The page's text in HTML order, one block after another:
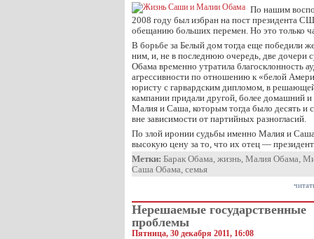
По нашим
2008 году был избран на пост президента
обещанию больших перемен. Но это только
В борьбе за Белый дом тогда еще победили
ним, и, не в последнюю очередь, две дочери
Обама временно утратила благосклонность
агрессивности по отношению к «белой
юристу с гарвардским дипломом, в
кампании придали другой, более домашний
Малия и Саша, которым тогда было десять и
вне зависимости от партийных разногласий.
По злой иронии судьбы именно Малия и
высокую цену за то, что их отец —
Метки: Барак Обама, жизнь, Малия Обама,
Саша Обама, семья
Нерешаемые государственные
проблемы
Пятница, 30 декабря 2011, 16:08